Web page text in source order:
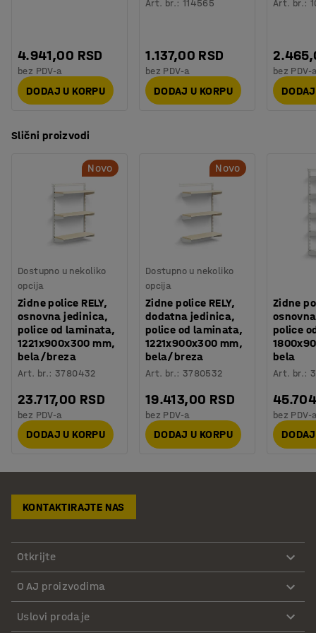
Svaka polica može biti dopunjena pametnom pregradom
4.941,00 RSD
bez PDV-a
DODAJ U KORPU
Art. br.: 114565
1.137,00 RSD
bez PDV-a
DODAJ U KORPU
Art. br.:
bez PDV-
Slični proizvodi
Novo
Dostupno u nekoliko
opcija
Zidne police RELY,
osnovna jedinica,
police od laminata,
1221x900x300 mm,
bela/breza
Art. br.:3780432
23.717,00 RSD
bez PDV-a
DODAJ U KORPU
Novo
Dostupno u nekoliko
opcija
Zidne police RELY,
dodatna jedinica,
police od laminata,
1221x900x300 mm,
bela/breza
Art. br.: 3780532
19.413,00 RSD
bez PDV-a
DODAJ U KORPU
Zidne
police
bela
Art. br.:
bez PDV-
KONTAKTIRAJTE NAS
Otkrijte
O AJ proizvodima
Uslovi prodaje